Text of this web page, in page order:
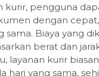
kurir, pengguna
dengan
sama. Biaya yang
berat dan
layanan kurir
hari yang sama,